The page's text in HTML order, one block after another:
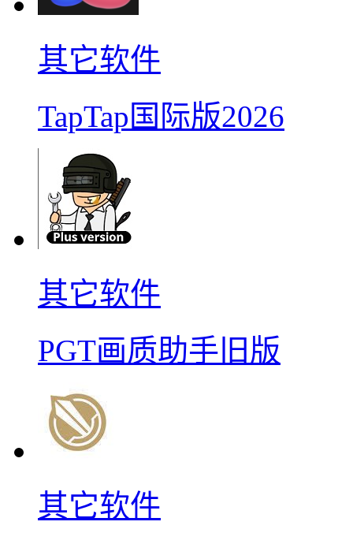
其它软件
TapTap国际版2026
其它软件
PGT画质助手旧版
其它软件